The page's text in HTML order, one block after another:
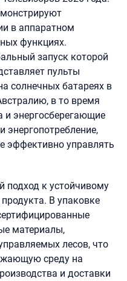
в аппаратном
функциях.
запуск которой
пульты
солнечных батареях в
в то время
и энергосберегающие
энергопотребление,
эффективно управлять
подход к устойчивому
В упаковке
материалы,
лесов, что
среду на
и доставки